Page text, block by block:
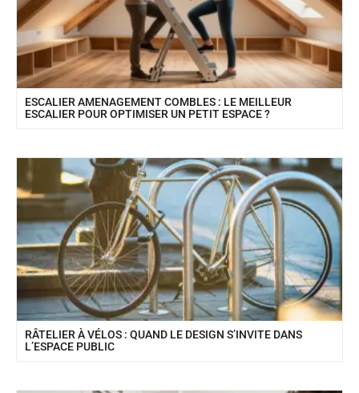
ESCALIER AMENAGEMENT COMBLES : LE MEILLEUR
ESCALIER POUR OPTIMISER UN PETIT ESPACE ?
RÂTELIER À VÉLOS : QUAND LE DESIGN S’INVITE DANS
L’ESPACE PUBLIC